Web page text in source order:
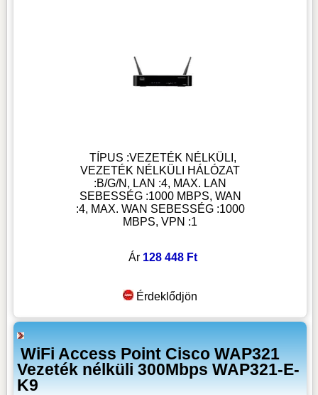
TÍPUS :VEZETÉK NÉLKÜLI,
VEZETÉK NÉLKÜLI HÁLÓZAT
:B/G/N, LAN :4, MAX. LAN
SEBESSÉG :1000 MBPS, WAN
:4, MAX. WAN SEBESSÉG :1000
MBPS, VPN :1
Ár 128 448 Ft
Érdeklődjön
WiFi Access Point Cisco WAP321
Vezeték nélküli 300Mbps WAP321-E-
K9